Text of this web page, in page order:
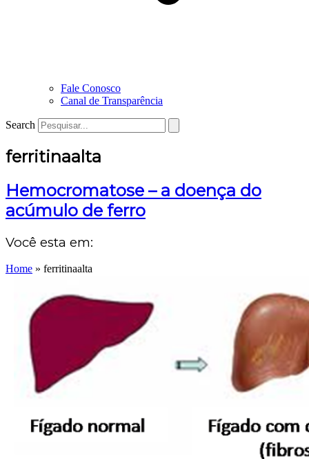
Fale Conosco
Canal de Transparência
Search
ferritinaalta
Hemocromatose – a doença do
acúmulo de ferro
Você esta em:
Home » ferritinaalta